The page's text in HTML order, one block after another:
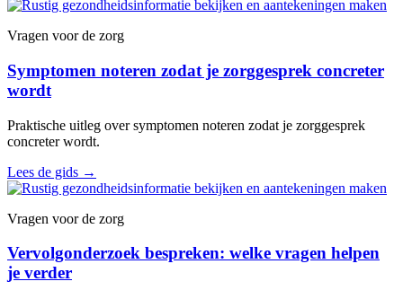
Vragen voor de zorg
Symptomen noteren zodat je zorggesprek concreter
wordt
Praktische uitleg over symptomen noteren zodat je zorggesprek
concreter wordt.
Lees de gids →
Vragen voor de zorg
Vervolgonderzoek bespreken: welke vragen helpen
je verder